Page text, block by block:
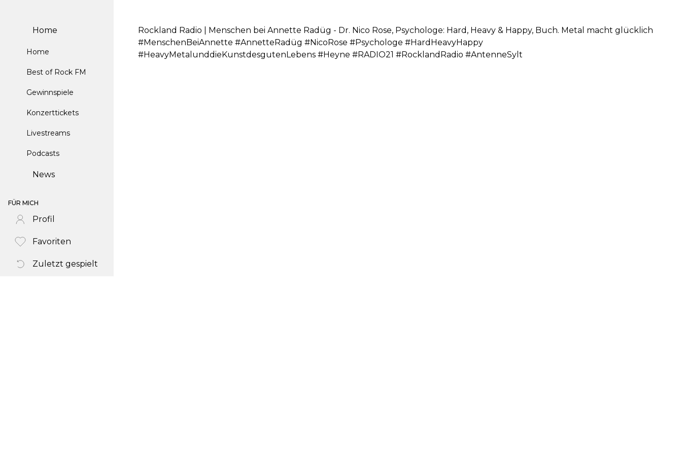
Home
Home
Best of Rock FM
Gewinnspiele
Konzerttickets
Livestreams
Podcasts
News
FÜR MICH
Profil
Favoriten
Zuletzt gespielt
Rockland Radio | Menschen bei Annette Radüg - Dr. Nico Rose, Psychologe: Hard, Heavy & Happy, Buch. Metal macht glücklich
#MenschenBeiAnnette #AnnetteRadüg #NicoRose #Psychologe #HardHeavyHappy
#HeavyMetalunddieKunstdesgutenLebens #Heyne #RADIO21 #RocklandRadio #AntenneSylt